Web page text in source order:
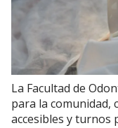
La Facultad de
para la comunidad,
accesibles y turnos